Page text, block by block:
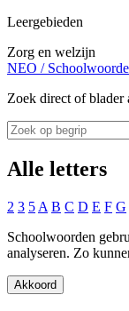
Leergebieden
Zorg en welzijn
NEO /
Zoek direct of blader
Alle letters
2 3 5 A B C D E F G
Schoolwoorden
analyseren. Zo
Akkoord